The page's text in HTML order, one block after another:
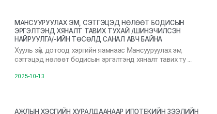
МАНСУУРУУЛАХ ЭМ, СЭТГЭЦЭД НӨЛӨӨТ БОДИСЫН
ЭРГЭЛТЭНД ХЯНАЛТ ТАВИХ ТУХАЙ /ШИНЭЧИЛСЭН
НАЙРУУЛГА/-ИЙН ТӨСӨЛД САНАЛ АВЧ БАЙНА
Хууль зүй, дотоод хэргийн яамнаас Мансууруулах эм,
сэтгэцэд нөлөөт бодисын эргэлтэнд хяналт тавих ту …
2025-10-13
АЖЛЫН ХЭСГИЙН ХУРАЛДААНААР ИПОТЕКИЙН ЗЭЭЛИЙН